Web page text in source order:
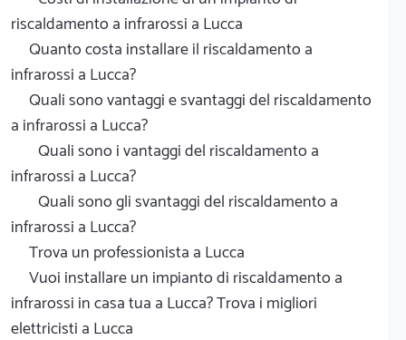
riscaldamento a infrarossi a Lucca
Quanto costa installare il riscaldamento a
infrarossi a Lucca?
Quali sono vantaggi e svantaggi del riscaldamento
a infrarossi a Lucca?
Quali sono i vantaggi del riscaldamento a
infrarossi a Lucca?
Quali sono gli svantaggi del riscaldamento a
infrarossi a Lucca?
Trova un professionista a Lucca
Vuoi installare un impianto di riscaldamento a
infrarossi in casa tua a Lucca? Trova i migliori
elettricisti a Lucca